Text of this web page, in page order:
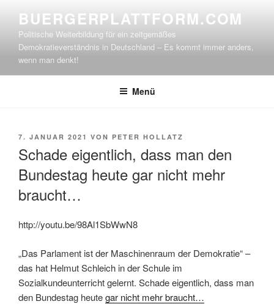
springen
BUERGERPLATTFORM.COM
Politische Weiterbildung für ein zeitgemäßes
Demokratieverständnis in Deutschland – Es kommt immer anders,
wenn man denkt!
Menü
VERÖFFENTLICHT
7. JANUAR 2021 VON PETER HOLLATZ
Schade eigentlich, dass man den
Bundestag heute gar nicht mehr
braucht…
http://youtu.be/98Al1SbWwN8
„Das Parlament ist der Maschinenraum der Demokratie“ –
das hat Helmut Schleich in der Schule im
Sozialkundeunterricht gelernt. Schade eigentlich, dass man
den Bundestag heutegar nicht mehr braucht…